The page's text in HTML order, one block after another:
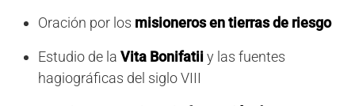
Oración por los misioneros en tierras de riesgo
Estudio de la Vita Bonifatiiy las fuentes
hagiográficas del siglo VIII